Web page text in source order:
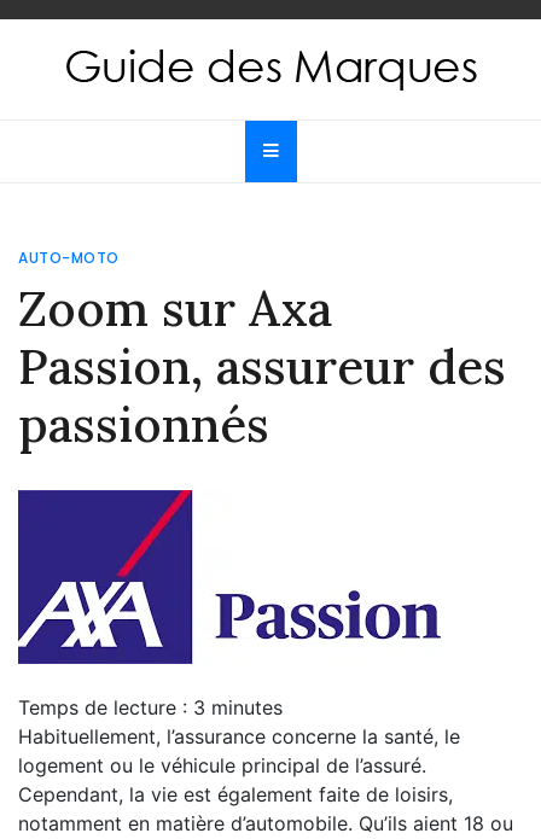
Skip
content
Guide des Marques
AUTO-MOTO
Zoom sur Axa
Passion, assureur des
passionnés
Temps de lecture : 3 minutes
Habituellement, l’assurance concerne la santé, le
logement ou le véhicule principal de l’assuré.
Cependant, la vie est également faite de loisirs,
notamment en matière d’automobile. Qu’ils aient 18 ou